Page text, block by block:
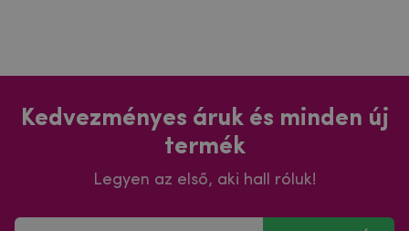
Kedvezményes áruk és minden új
termék
Legyen az első, aki hall róluk!